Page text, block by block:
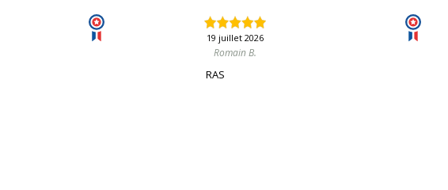
19 juillet 2026
Romain B.
RAS